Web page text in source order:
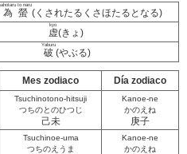
螢
to naru
(くされたるくさほたるとなる)
虚
kyo
(きょ)
破
Yaburu
(やぶる)
Mes zodiaco Día zodiaco
Tsuchinotono-hitsuji
つちのとのひつじ
己未
Kanoe-ne
かのえね
庚子
Tsuchinoe-uma
つちのえうま
Kanoe-ne
かのえね